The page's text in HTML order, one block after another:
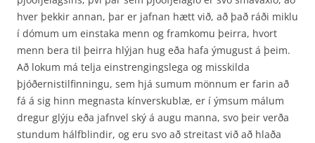
hver þekkir annan, þar er jafnan hætt við, að það ráði miklu
í dómum um einstaka menn og framkomu þeirra, hvort
menn bera til þeirra hlýjan hug eða hafa ýmugust á þeim.
Að lokum má telja einstrengingslega og misskilda
þjóðernistilfinningu, sem hjá sumum mönnum er farin að
fá á sig hinn megnasta kínverskublæ, er í ýmsum málum
dregur glýju eða jafnvel ský á augu manna, svo þeir verða
stundum hálfblindir, og eru svo að streitast við að hlaða